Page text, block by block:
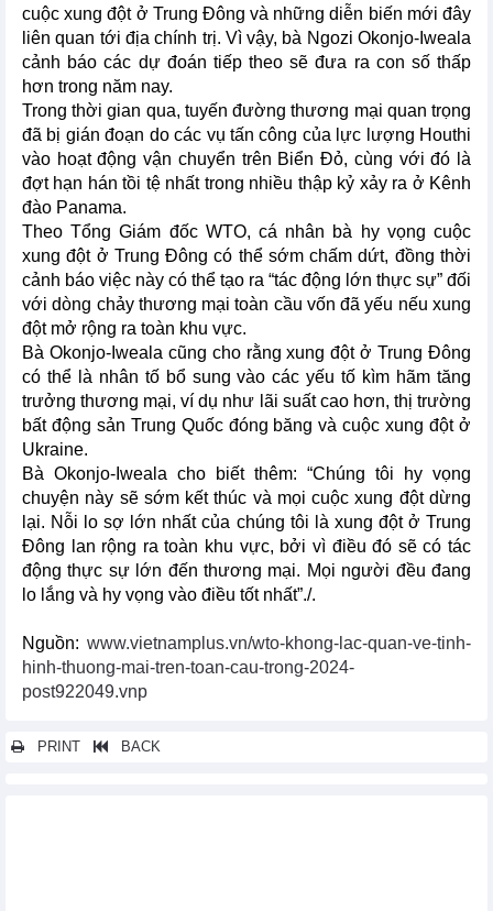
cuộc xung đột ở Trung Đông và những diễn biến mới đây
liên quan tới địa chính trị. Vì vậy, bà Ngozi Okonjo-Iweala
cảnh báo các dự đoán tiếp theo sẽ đưa ra con số thấp
hơn trong năm nay.
Trong thời gian qua, tuyến đường thương mại quan trọng
đã bị gián đoạn do các vụ tấn công của lực lượng Houthi
vào hoạt động vận chuyển trên Biển Đỏ, cùng với đó là
đợt hạn hán tồi tệ nhất trong nhiều thập kỷ xảy ra ở Kênh
đào Panama.
Theo Tổng Giám đốc WTO, cá nhân bà hy vọng cuộc
xung đột ở Trung Đông có thể sớm chấm dứt, đồng thời
cảnh báo việc này có thể tạo ra “tác động lớn thực sự” đối
với dòng chảy thương mại toàn cầu vốn đã yếu nếu xung
đột mở rộng ra toàn khu vực.
Bà Okonjo-Iweala cũng cho rằng xung đột ở Trung Đông
có thể là nhân tố bổ sung vào các yếu tố kìm hãm tăng
trưởng thương mại, ví dụ như lãi suất cao hơn, thị trường
bất động sản Trung Quốc đóng băng và cuộc xung đột ở
Ukraine.
Bà Okonjo-Iweala cho biết thêm: “Chúng tôi hy vọng
chuyện này sẽ sớm kết thúc và mọi cuộc xung đột dừng
lại. Nỗi lo sợ lớn nhất của chúng tôi là xung đột ở Trung
Đông lan rộng ra toàn khu vực, bởi vì điều đó sẽ có tác
động thực sự lớn đến thương mại. Mọi người đều đang
lo lắng và hy vọng vào điều tốt nhất”./.
Nguồn: www.vietnamplus.vn/wto-khong-lac-quan-ve-tinh-
hinh-thuong-mai-tren-toan-cau-trong-2024-
post922049.vnp
PRINT BACK